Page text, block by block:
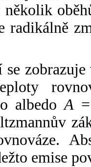
radikálně
albedoA
emise